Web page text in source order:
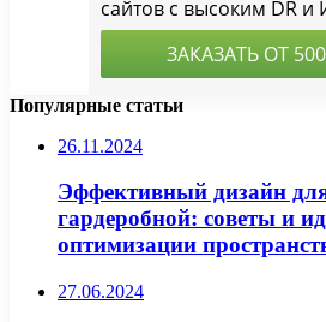
Популярные статьи
26.11.2024
Эффективный дизайн
гардеробной: советы и
оптимизации
27.06.2024